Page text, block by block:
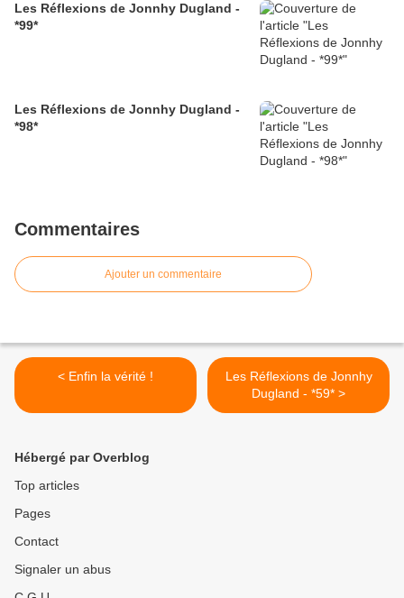
Les Réflexions de Jonnhy Dugland -
*99*
Les Réflexions de Jonnhy Dugland -
*98*
Commentaires
Ajouter un commentaire
< Enfin la vérité !
Les Réflexions de Jonnhy
Dugland - *59* >
Hébergé par Overblog
Top articles
Pages
Contact
Signaler un abus